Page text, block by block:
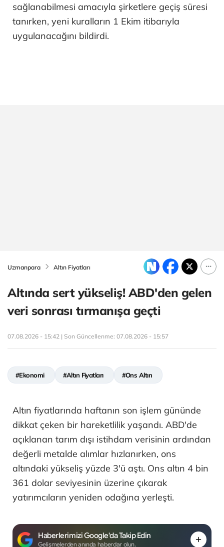
sağlanabilmesi amacıyla şirketlere geçiş süresi
tanırken, yeni kuralların 1 Ekim itibarıyla
uygulanacağını bildirdi.
Uzmanpara Altın Fiyatları
Altında sert yükseliş! ABD'den gelen
veri sonrası tırmanışa geçti
07.08.2026 - 15:42 | Son Güncellenme: 07.08.2026 - 15:57
#Ekonomi #Altın Fiyatları #Ons Altın
Altın fiyatlarında haftanın son işlem gününde
dikkat çeken bir hareketlilik yaşandı. ABD'de
açıklanan tarım dışı istihdam verisinin ardından
değerli metalde alımlar hızlanırken, ons
altındaki yükseliş yüzde 3'ü aştı. Ons altın 4 bin
361 dolar seviyesinin üzerine çıkarak
yatırımcıların yeniden odağına yerleşti.
Haberlerimizi Google'da Takip Edin
Gelişmelerden anında haberdar olun.